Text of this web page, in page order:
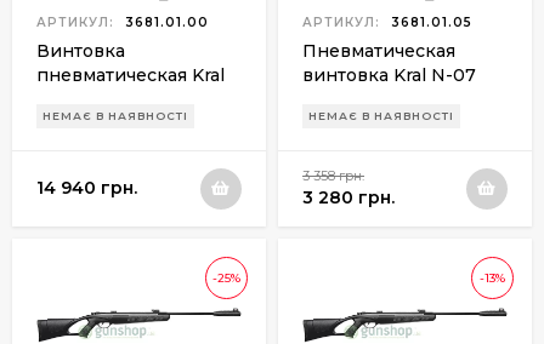
АРТИКУЛ: 3681.01.00
Винтовка
пневматическая Kral
НЕМАЄ В НАЯВНОСТІ
14 940 грн.
АРТИКУЛ: 3681.01.05
Пневматическая
винтовка Kral N-07
НЕМАЄ В НАЯВНОСТІ
3 358 грн.
3 280 грн.
-25% -13%